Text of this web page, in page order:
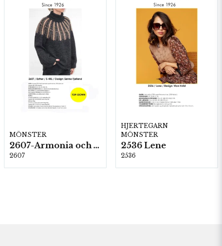
MÖNSTER
2607-Armonia och Alpaca 400
2607
HJERTEGARN
MÖNSTER
2536 Lene
2536